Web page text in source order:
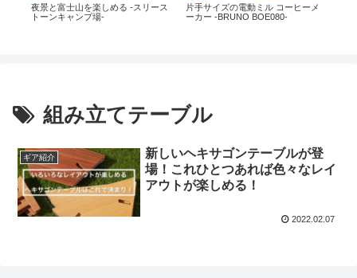
夜景と富士山を楽しめる -スリース
トーンキャンプ場-
片手サイズの電動ミル コーヒーメ
ーカー -BRUNO BOE080-
組み立てテーブル
ギア紹介
新しいヘキサゴンテーブルが登
場！これひとつあれば色々なレイ
アウトが楽しめる！
2022.02.07